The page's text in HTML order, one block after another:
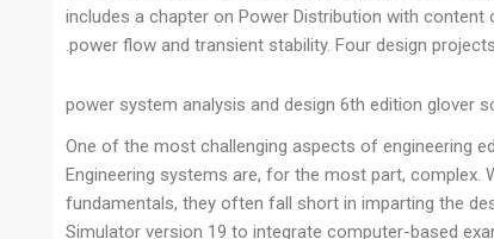
includes a chapter on Power Distribution with
power flow and transient stability. Four design
power system analysis and design 6th edition glover
One of the most challenging aspects of engineering
Engineering systems are, for the most part, complex.
fundamentals, they often fall short in imparting the
Simulator version 19 to integrate computer-based